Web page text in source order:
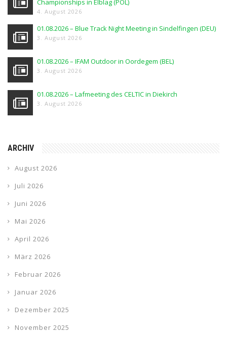
Championships in Elblag (POL)
4. August 2026
01.08.2026 – Blue Track Night Meeting in Sindelfingen (DEU)
3. August 2026
01.08.2026 – IFAM Outdoor in Oordegem (BEL)
3. August 2026
01.08.2026 – Lafmeeting des CELTIC in Diekirch
3. August 2026
ARCHIV
August 2026
Juli 2026
Juni 2026
Mai 2026
April 2026
März 2026
Februar 2026
Januar 2026
Dezember 2025
November 2025